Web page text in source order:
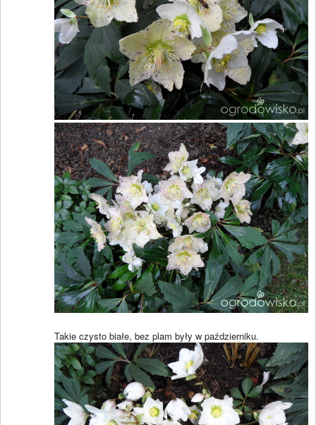
Takie czysto białe, bez plam były w październiku.